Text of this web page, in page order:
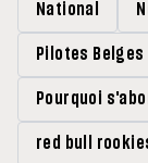
National
Pilotes Belges
Pourquoi
red bull